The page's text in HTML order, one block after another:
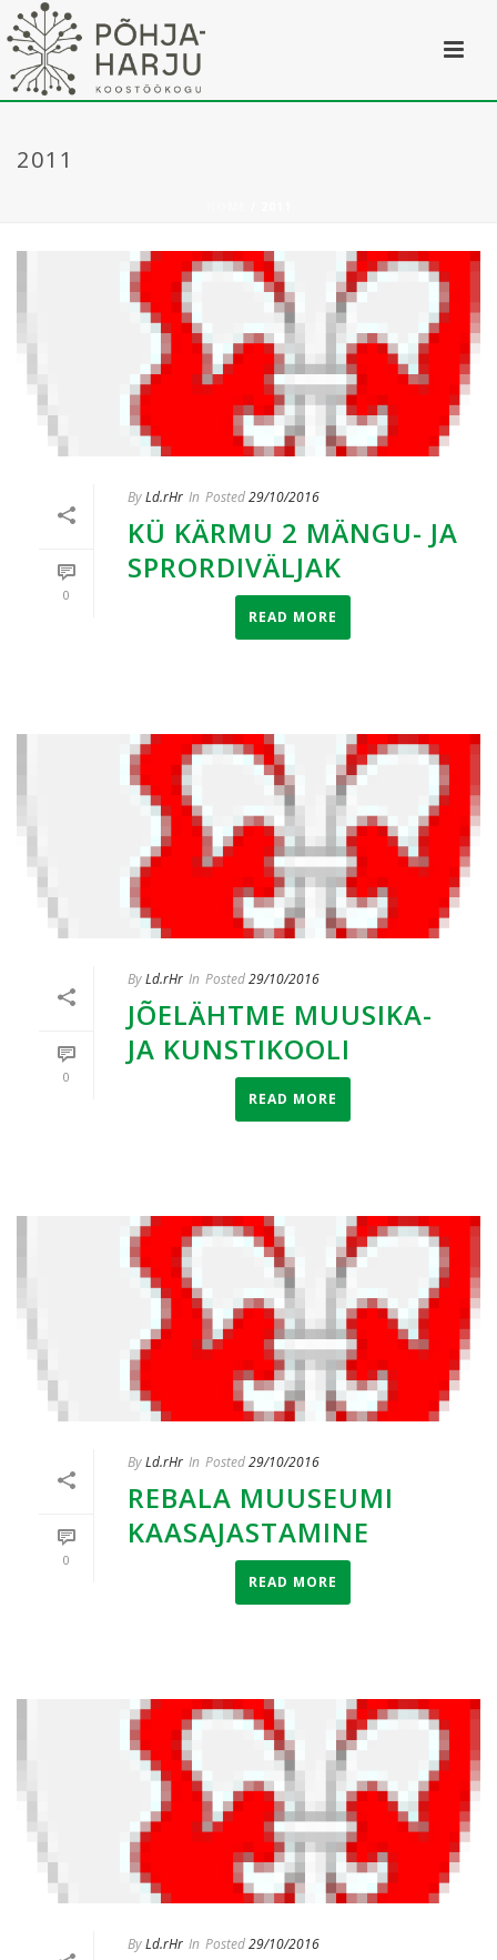
2011
0
ByLd.rHr In Posted29/10/2016
KÜ KÄRMU 2 MÄNGU- JA
SPRORDIVÄLJAK
READ MORE
0
ByLd.rHr In Posted29/10/2016
JÕELÄHTME MUUSIKA-
JA KUNSTIKOOLI
READ MORE
0
ByLd.rHr In Posted29/10/2016
REBALA MUUSEUMI
KAASAJASTAMINE
READ MORE
ByLd.rHr In Posted29/10/2016